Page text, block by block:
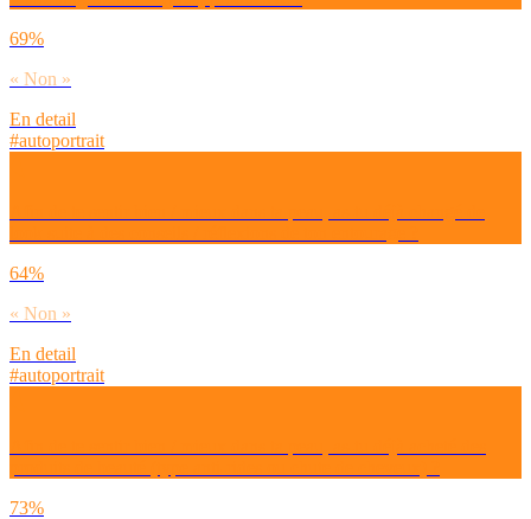
69%
« Non »
En detail
#autoportrait
64%
« Non »
En detail
#autoportrait
73%